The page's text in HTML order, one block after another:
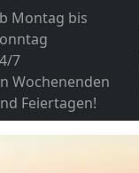
Montag bis
7
Wochenenden
Feiertagen!